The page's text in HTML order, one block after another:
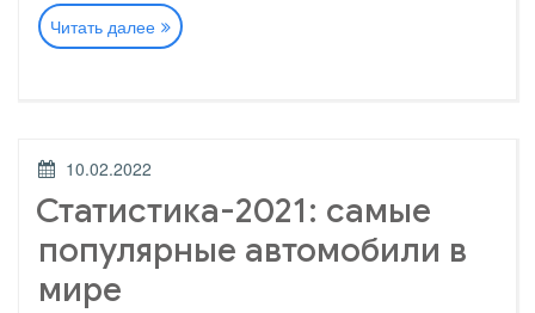
Читать далее«Российский
авторынок:
ОПУБЛИКОВАНО
10.02.2022
Статистика-2021: самые
популярные автомобили в
мире